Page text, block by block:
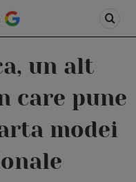
un alt
care pune
modei